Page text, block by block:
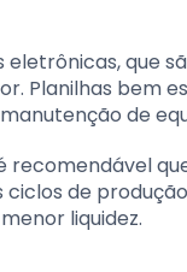
que
Planilhas bem
de
recomendável
de
liquidez.